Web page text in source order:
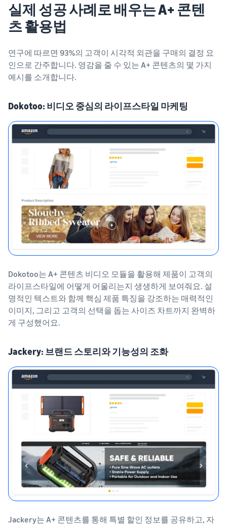
실제 성공 사례로 배우는 A+ 콘텐
츠 활용법
연구에 따르면 93%의 고객이 시각적 외관을 구매의 결정 요
인으로 간주합니다. 영감을 줄 수 있는 A+ 콘텐츠의 몇 가지
예시를 소개합니다.
Dokotoo: 비디오 중심의 라이프스타일 마케팅
Dokotoo는 A+ 콘텐츠 비디오 모듈을 활용해 제품이 고객의
라이프스타일에 어떻게 어울리는지 생생하게 보여줘요. 설
명적인 텍스트와 함께 핵심 제품 특징을 강조하는 매력적인
이미지, 그리고 고객의 선택을 돕는 사이즈 차트까지 완벽하
게 구성했어요.
Jackery: 브랜드 스토리와 기능성의 조화
Jackery는 A+ 콘텐츠를 통해 특별 할인 정보를 공유하고, 자